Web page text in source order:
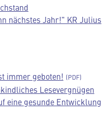
nächstes Jahr!" KR Julius
immer geboten!
Lesevergnügen
eine gesunde Entwicklung